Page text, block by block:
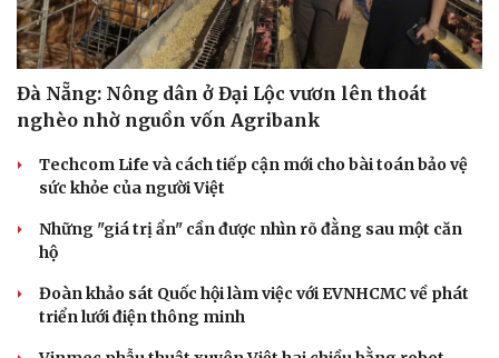
Cải chính
Đà Nẵng: Nông dân ở Đại Lộc vươn lên thoát
nghèo nhờ nguồn vốn Agribank
Techcom Life và cách tiếp cận mới cho bài toán bảo vệ
sức khỏe của người Việt
Những "giá trị ẩn" cần được nhìn rõ đằng sau một căn
hộ
Đoàn khảo sát Quốc hội làm việc với EVNHCMC về phát
triển lưới điện thông minh